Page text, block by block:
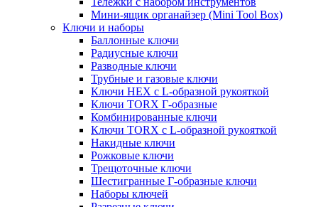
Мини-ящик органайзер (Mini Tool Box)
Ключи и наборы
Баллонные ключи
Радиусные ключи
Разводные ключи
Трубные и газовые ключи
Ключи HEX с L-образной рукояткой
Ключи TORX Г-образные
Комбинированные ключи
Ключи TORX с L-образной рукояткой
Накидные ключи
Рожковые ключи
Трещоточные ключи
Шестигранные Г-образные ключи
Наборы ключей